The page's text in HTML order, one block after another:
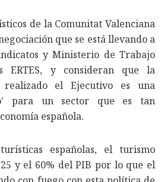
de la Comunitat Valenciana
que se está llevando a
y Ministerio de Trabajo
ERTES, y consideran que la
el Ejecutivo es una
para un sector que es tan
española.
españolas, el turismo
y el 60% del PIB por lo que el